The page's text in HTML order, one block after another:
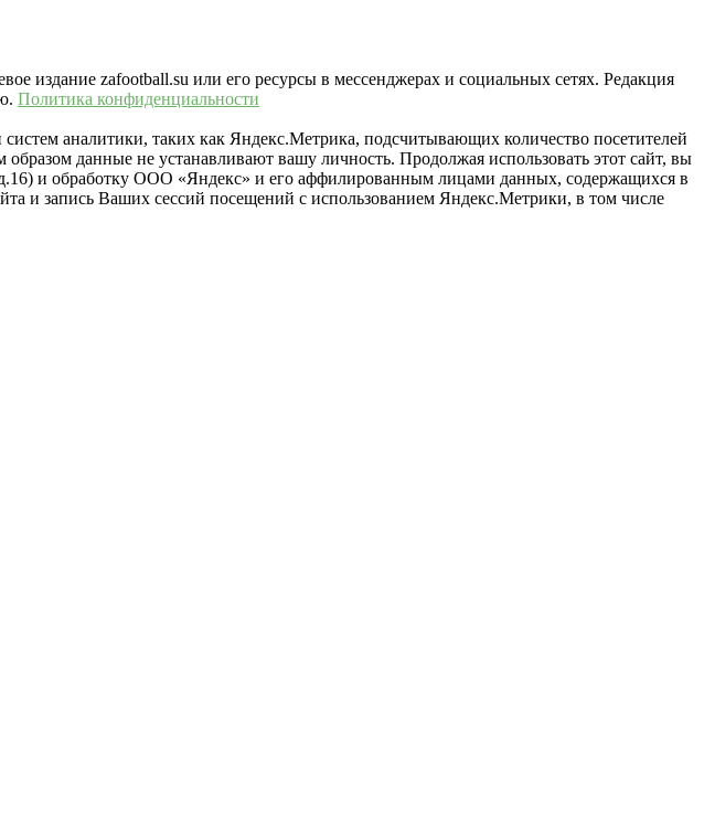
издание zafootball.su или его ресурсы в мессенджерах и социальных сетях. Редакция
Политика конфиденциальности
аналитики, таких как Яндекс.Метрика, подсчитывающих количество посетителей
данные не устанавливают вашу личность. Продолжая использовать этот сайт, вы
и обработку ООО «Яндекс» и его аффилированным лицами данных, содержащихся в
и запись Ваших сессий посещений с использованием Яндекс.Метрики, в том числе